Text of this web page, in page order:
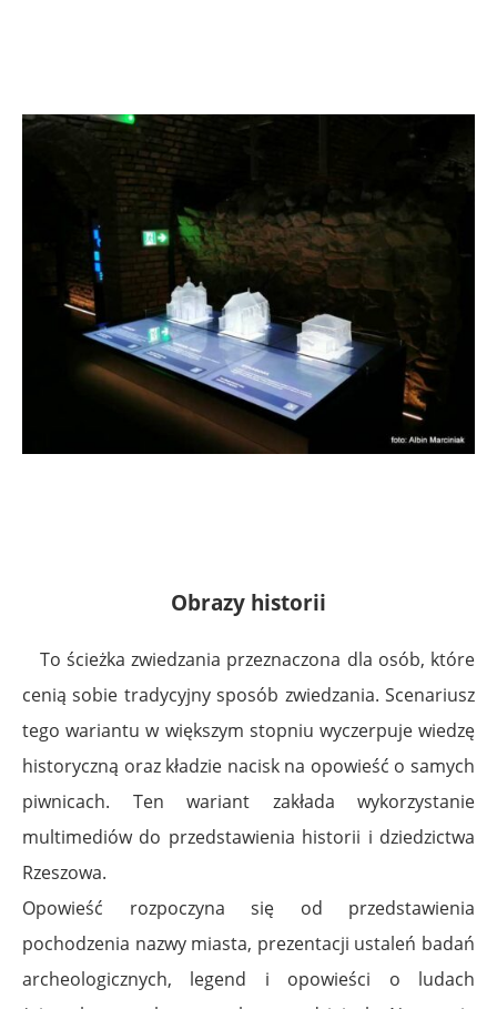
Obrazy historii
To ścieżka zwiedzania przeznaczona dla osób, które
cenią sobie tradycyjny sposób zwiedzania. Scenariusz
tego wariantu w większym stopniu wyczerpuje wiedzę
historyczną oraz kładzie nacisk na opowieść o samych
piwnicach. Ten wariant zakłada wykorzystanie
multimediów do przedstawienia historii i dziedzictwa
Rzeszowa.
Opowieść rozpoczyna się od przedstawienia
pochodzenia nazwy miasta, prezentacji ustaleń badań
archeologicznych, legend i opowieści o ludach